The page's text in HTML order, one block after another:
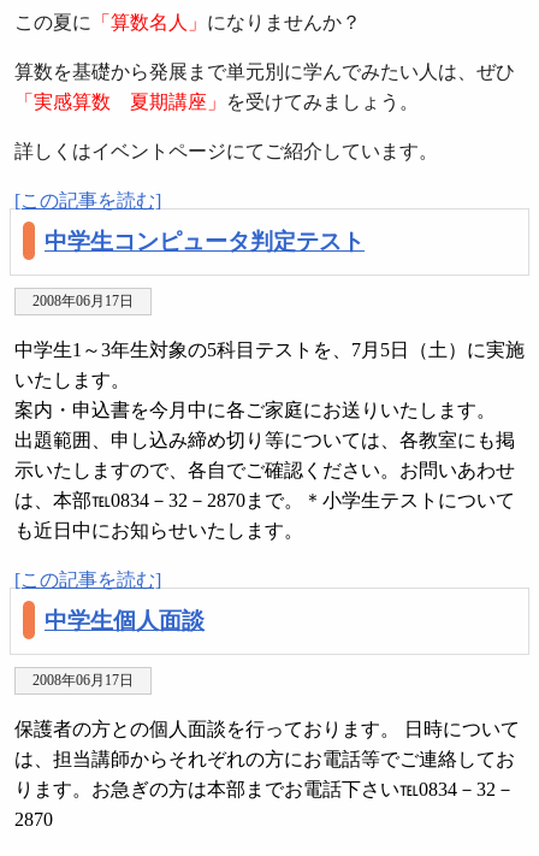
この夏に 「算数名人」 になりませんか？
算数を基礎から発展まで単元別に学んでみたい人は、ぜひ
「実感算数 夏期講座」
を受けてみましょう。
詳しくはイベントページにてご紹介しています。
[この記事を読む]
中学生コンピュータ判定テスト
2008年06月17日
中学生1～3年生対象の5科目テストを、7月5日（土）に実施
いたします。
案内・申込書を今月中に各ご家庭にお送りいたします。
出題範囲、申し込み締め切り等については、各教室にも掲
示いたしますので、各自でご確認ください。お問いあわせ
は、本部℡0834－32－2870まで。＊小学生テストについて
も近日中にお知らせいたします。
[この記事を読む]
中学生個人面談
2008年06月17日
保護者の方との個人面談を行っております。 日時について
は、担当講師からそれぞれの方にお電話等でご連絡してお
ります。お急ぎの方は本部までお電話下さい℡0834－32－
2870